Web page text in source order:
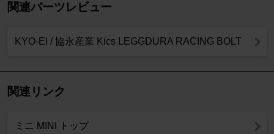
関連パーツレビュー
KYO-EI / 協永産業 Kics LEGGDURA RACING BOLT
関連リンク
ミニ MINI トップ